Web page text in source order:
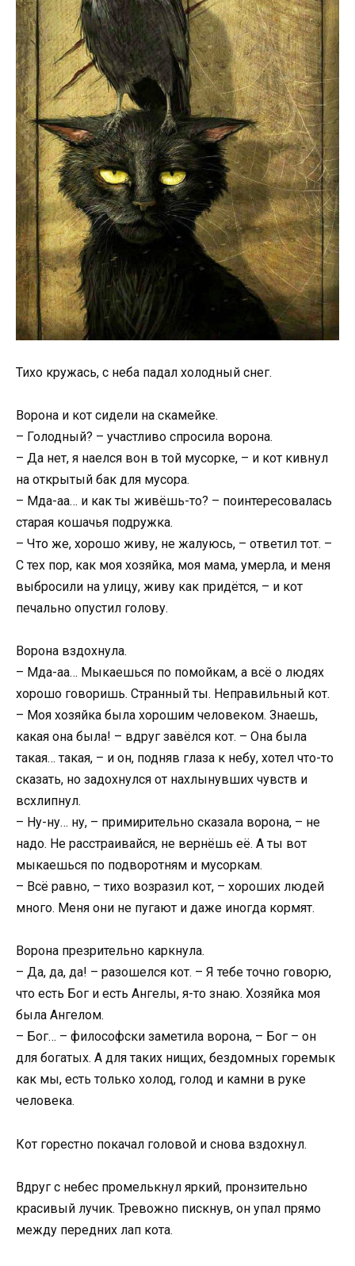
Тихо кружась, с неба падал холодный снег.
Ворона и кот сидели на скамейке.
– Голодный? – участливо спросила ворона.
– Да нет, я наелся вон в той мусорке, – и кот кивнул
на открытый бак для мусора.
– Мда-аа… и как ты живёшь-то? – поинтересовалась
старая кошачья подружка.
– Что же, хорошо живу, не жалуюсь, – ответил тот. –
С тех пор, как моя хозяйка, моя мама, умерла, и меня
выбросили на улицу, живу как придётся, – и кот
печально опустил голову.
Ворона вздохнула.
– Мда-аа… Мыкаешься по помойкам, а всё о людях
хорошо говоришь. Странный ты. Неправильный кот.
– Моя хозяйка была хорошим человеком. Знаешь,
какая она была! – вдруг завёлся кот. – Она была
такая… такая, – и он, подняв глаза к небу, хотел что-то
сказать, но задохнулся от нахлынувших чувств и
всхлипнул.
– Ну-ну… ну, – примирительно сказала ворона, – не
надо. Не расстраивайся, не вернёшь её. А ты вот
мыкаешься по подворотням и мусоркам.
– Всё равно, – тихо возразил кот, – хороших людей
много. Меня они не пугают и даже иногда кормят.
Ворона презрительно каркнула.
– Да, да, да! – разошелся кот. – Я тебе точно говорю,
что есть Бог и есть Ангелы, я-то знаю. Хозяйка моя
была Ангелом.
– Бог… – философски заметила ворона, – Бог – он
для богатых. А для таких нищих, бездомных горемык
как мы, есть только холод, голод и камни в руке
человека.
Кот горестно покачал головой и снова вздохнул.
Вдруг с небес промелькнул яркий, пронзительно
красивый лучик. Тревожно пискнув, он упал прямо
между передних лап кота.